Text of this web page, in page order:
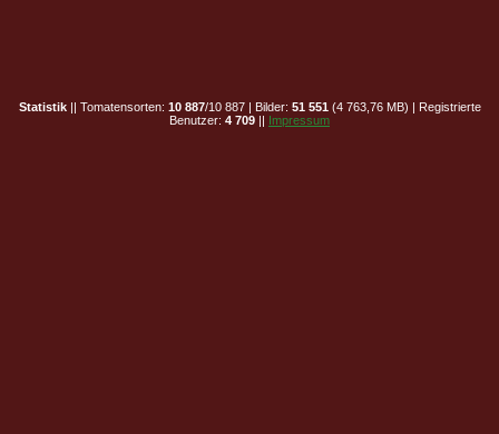
Statistik|| Tomatensorten: 10 887/10 887 | Bilder: 51 551 (4 763,76 MB) | Registrierte
Benutzer: 4 709 || Impressum